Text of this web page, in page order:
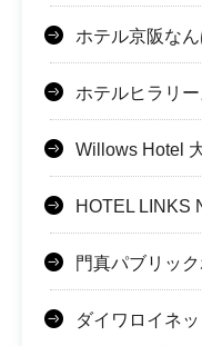
ホテル京阪な
ホテルヒラリ
Willows Hotel
HOTEL LINKS
門真パブリッ
ダイワロイネ